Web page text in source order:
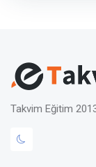
Takvim Eğitim